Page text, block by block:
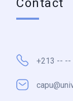
+213 -- --